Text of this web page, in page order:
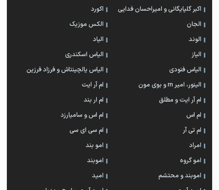
اکبر گلپایگانی و امیراحسان فدایی
اکورد
الجان
الکس موزیک
الوند
الیاد
الیاز
الیاس اسکندری
الیاس فنودی
الیاس یالچینتاش و فرزاد فرزین
الینور، امیر rn و بوی مون
ام آر ایت
ام آر ایت و مطلق
ام‌ ار بند
ام اس
ام اس و سامیارزد
ام تی آر
ام سی ای سی
امراد
امو بند
امو گروه
اموبند
اموبند و محتشم
امید